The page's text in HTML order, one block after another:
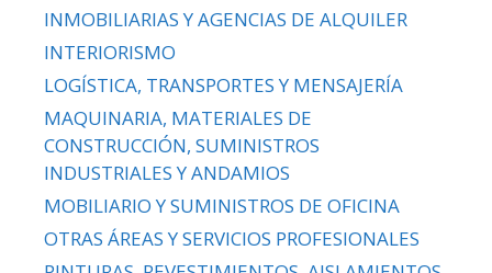
INMOBILIARIAS Y AGENCIAS DE ALQUILER
INTERIORISMO
LOGÍSTICA, TRANSPORTES Y MENSAJERÍA
MAQUINARIA, MATERIALES DE
CONSTRUCCIÓN, SUMINISTROS
INDUSTRIALES Y ANDAMIOS
MOBILIARIO Y SUMINISTROS DE OFICINA
OTRAS ÁREAS Y SERVICIOS PROFESIONALES